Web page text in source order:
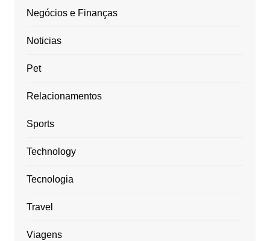
Negócios e Finanças
Noticias
Pet
Relacionamentos
Sports
Technology
Tecnologia
Travel
Viagens